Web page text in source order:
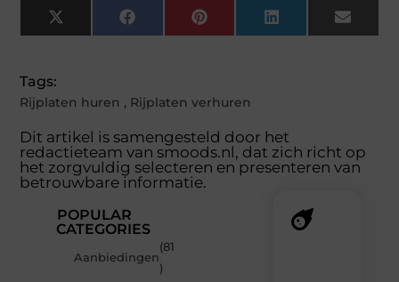
X
(Twitter)
FacebookPinterestLinkedInEmail
Tags:
Rijplaten huren , Rijplaten verhuren
Dit artikel is samengesteld door het
redactieteam van smoods.nl, dat zich richt op
het zorgvuldig selecteren en presenteren van
betrouwbare informatie.
POPULAR
CATEGORIES
Aanbiedingen
(81
)